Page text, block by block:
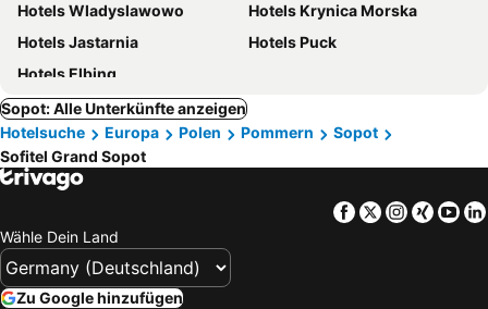
Hotels Wladyslawowo
Hotels Krynica Morska
Hotels Jastarnia
Hotels Puck
Hotels Elbing
Sopot: Alle Unterkünfte anzeigen
Hotelsuche
Europa Polen Pommern
Sopot
Sofitel Grand Sopot
Facebook
TwitterXing
Wähle Dein Land
Zu Google hinzufügen